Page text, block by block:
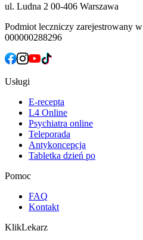
ul. Ludna 2 00-406 Warszawa
Podmiot leczniczy zarejestrowany
000000288296
Usługi
E-recepta
L4 Online
Psychiatra online
Teleporada
Antykoncepcja
Tabletka dzień po
Pomoc
FAQ
Kontakt
KlikLekarz